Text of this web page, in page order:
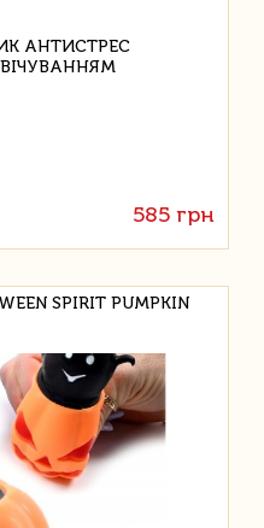
585 грн
SPIRIT PUMPKIN